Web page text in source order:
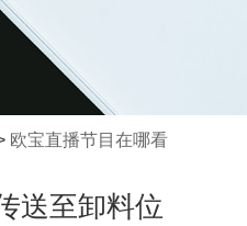
欧宝直播节目在哪看
送至卸料位